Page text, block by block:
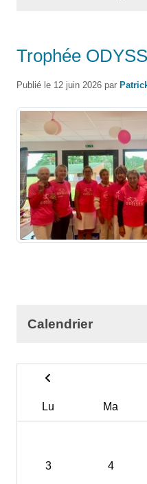
Trophée
Publié le 12 juin 2026 par
Calendrier
Lu Ma
3 4